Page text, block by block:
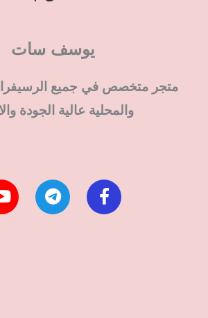
يوسف سات
متجر متخصص في جميع
والمحلية عالية الجودة